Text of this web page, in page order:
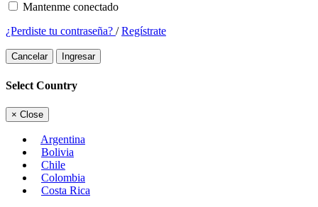
Mantenme conectado
¿Perdiste tu contraseña? /Regístrate
Cancelar Ingresar
Select Country
× Close
Argentina
Bolivia
Chile
Colombia
Costa Rica